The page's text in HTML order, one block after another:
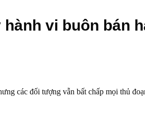
hành vi buôn bán
các đối tượng vẫn bất chấp mọi thủ